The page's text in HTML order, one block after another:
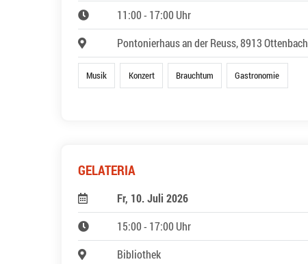
11:00 - 17:00 Uhr
Pontonierhaus an der Reuss, 8913 Ottenbach
Musik Konzert Brauchtum Gastronomie
GELATERIA
Fr, 10. Juli 2026
15:00 - 17:00 Uhr
Bibliothek